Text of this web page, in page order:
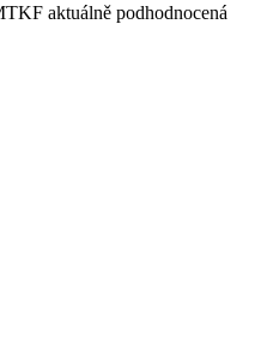
aktuálně podhodnocená